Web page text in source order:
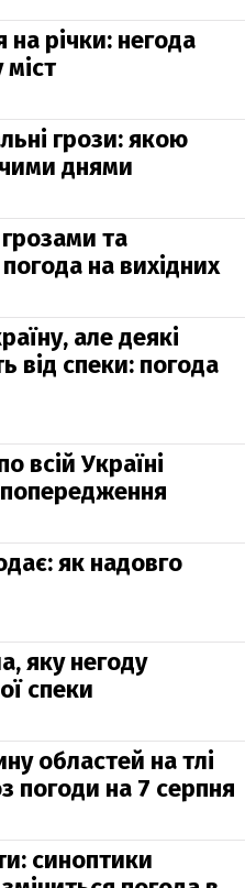
на річки: негода
грози: якою
днями
та
на вихідних
але деякі
від спеки: погода
всій Україні
як надовго
яку негоду
спеки
областей на тлі
погоди на 7 серпня
синоптики